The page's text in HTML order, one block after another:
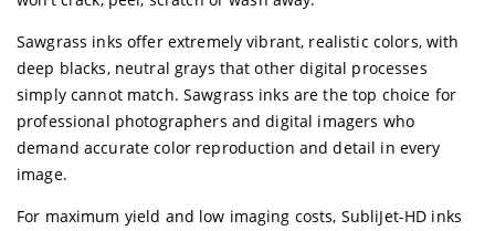
Sawgrass inks offer extremely vibrant, realistic colors, with
deep blacks, neutral grays that other digital processes
simply cannot match. Sawgrass inks are the top choice for
professional photographers and digital imagers who
demand accurate color reproduction and detail in every
image.
For maximum yield and low imaging costs, SubliJet-HD inks